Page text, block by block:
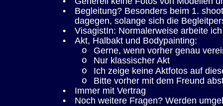
•
Begleitung? Besonders beim 1.
dagegen, solange sich die
•
VisagistIn: Normalerweise arbeite
•
Akt, Halbakt und Bodypainting:
o
Gerne, wenn vorher genau
o
Nur klassischer Akt
o
Ich zeige keine Aktfotos auf
o
Bitte vorher mit dem Freund
•
Immer mit Vertrag
•
Noch weitere Fragen? Werden